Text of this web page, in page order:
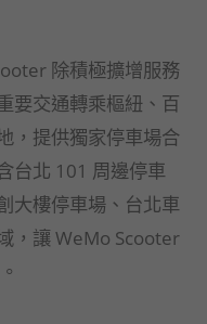
除積極擴增服務
要交通轉乘樞紐、百
，提供獨家停車場合
台北 101 周邊停車
大樓停車場、台北車
，讓 WeMo Scooter